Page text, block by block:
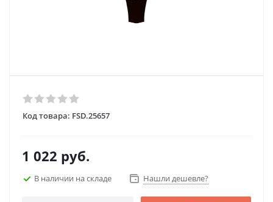
Код товара: FSD.25657
1 022 руб.
В наличии на складе Нашли дешевле?